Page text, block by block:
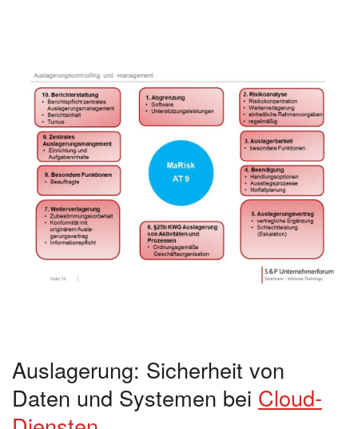
Auslagerung: Sicherheit von
Daten und Systemen bei Cloud-